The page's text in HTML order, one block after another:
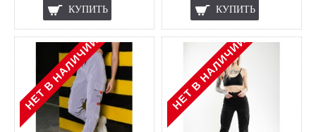
КУПИТЬ КУПИТЬ
НЕТ В НАЛИЧИИ НЕТ В НАЛИЧИИ